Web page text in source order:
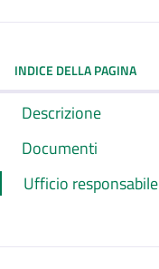
INDICE DELLA PAGINA
Descrizione
Documenti
Ufficio responsabile